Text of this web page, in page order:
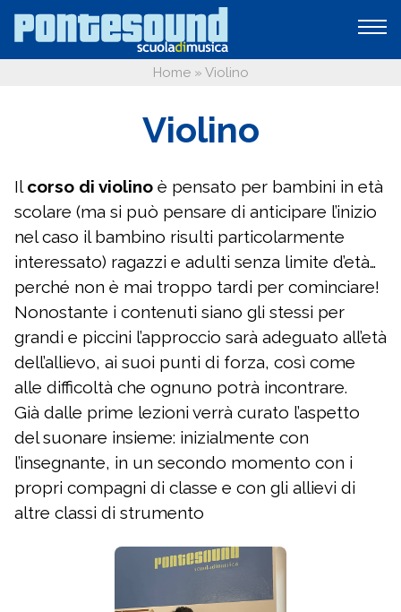
Home» Violino
Violino
Ilcorso di violino è pensato per bambini in età
scolare (ma si può pensare di anticipare l’inizio
nel caso il bambino risulti particolarmente
interessato) ragazzi e adulti senza limite d’età…
perché non è mai troppo tardi per cominciare!
Nonostante i contenuti siano gli stessi per
grandi e piccini l’approccio sarà adeguato all’età
dell’allievo, ai suoi punti di forza, così come
alle difficoltà che ognuno potrà incontrare.
Già dalle prime lezioni verrà curato l’aspetto
del suonare insieme: inizialmente con
l’insegnante, in un secondo momento con i
propri compagni di classe e con gli allievi di
altre classi di strumento